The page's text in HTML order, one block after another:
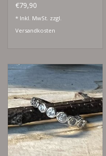
€79,90
* Inkl. MwSt. zzgl.
Versandkosten